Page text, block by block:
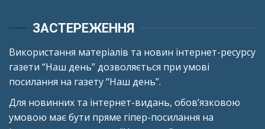
ЗАСТЕРЕЖЕННЯ
Використання матеріалів та новин інтернет-ресурсу
газети “Наш день” дозволяється при умові
посилання на газету “Наш день”.
Для новинних та інтернет-видань, обов’язковою
умовою має бути пряме гіпер-посилання на